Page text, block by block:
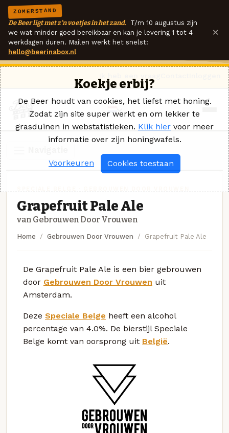
ZOMERSTAND
De Beer ligt met z'n voetjes in het zand. T/m 10 augustus zijn
we wat minder goed bereikbaar en kan je levering 1 tot 4
werkdagen duren. Mailen werkt het snelst:
hello@beerinabox.nl
×
Grapefruit Pale Ale
van Gebrouwen Door Vrouwen
Home Gebrouwen Door Vrouwen Grapefruit Pale Ale
De Grapefruit Pale Ale is een bier gebrouwen
door Gebrouwen Door Vrouwen uit
Amsterdam.
Deze Speciale Belge heeft een alcohol
percentage van 4.0%. De bierstijl Speciale
Belge komt van oorsprong uit België.
Koekje erbij?
De Beer houdt van cookies, het liefst met honing.
Zodat zijn site super werkt en om lekker te
grasduinen in webstatistieken. Klik hier voor meer
informatie over zijn honingwafels.
Voorkeuren Cookies toestaan